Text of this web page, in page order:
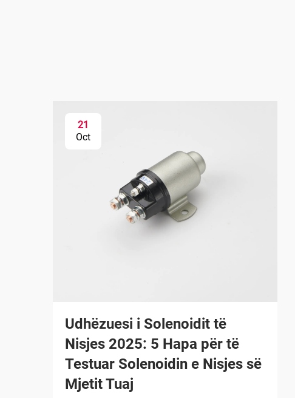
21
Oct
Udhëzuesi i Solenoidit të
Nisjes 2025: 5 Hapa për të
Testuar Solenoidin e Nisjes së
Mjetit Tuaj